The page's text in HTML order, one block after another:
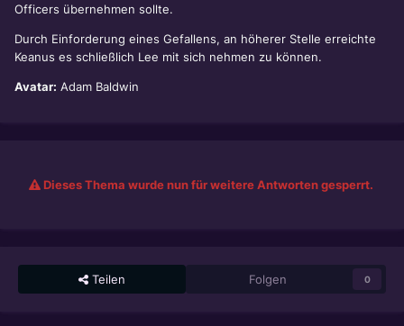
Officers übernehmen sollte.
Durch Einforderung eines Gefallens, an höherer Stelle erreichte
Keanus es schließlich Lee mit sich nehmen zu können.
Avatar: Adam Baldwin
Dieses Thema wurde nun für weitere Antworten gesperrt.
Teilen Folgen 0